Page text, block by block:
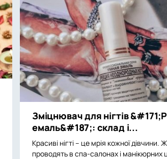
Зміцнювач для нігтів
емаль&#187;: склад і...
Красиві нігті – це мрія кожної дівчини.
проводять в спа-салонах і манікюрних